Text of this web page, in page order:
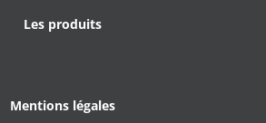
Les produits
Mentions légales